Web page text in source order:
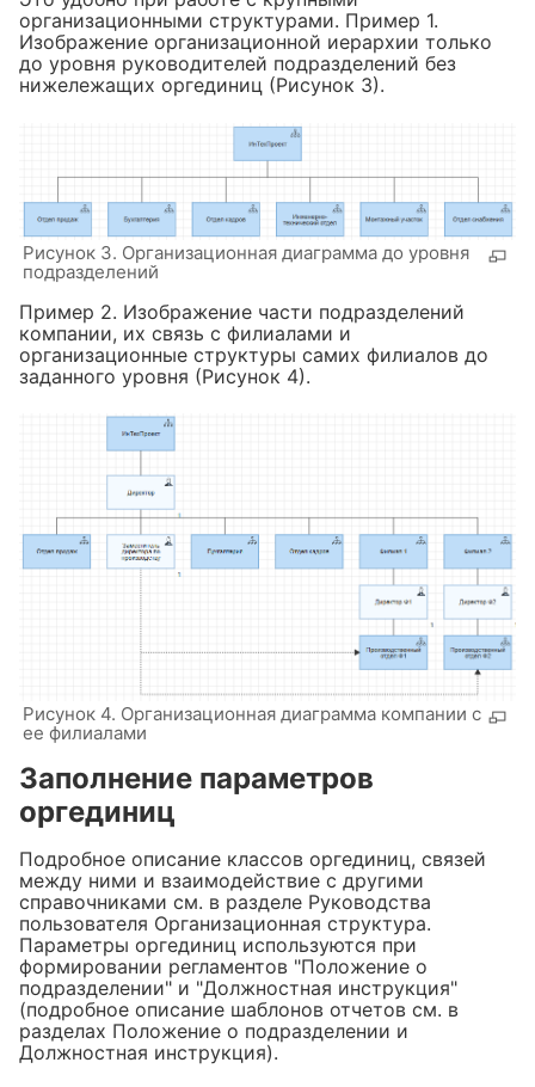
организационными структурами. Пример 1.
Изображение организационной иерархии только
до уровня руководителей подразделений без
нижележащих оргединиц (Рисунок 3).
Рисунок 3. Организационная диаграмма до уровня
подразделений
Пример 2. Изображение части подразделений
компании, их связь с филиалами и
организационные структуры самих филиалов до
заданного уровня (Рисунок 4).
Рисунок 4. Организационная диаграмма компании с
ее филиалами
Заполнение параметров
оргединиц
Подробное описание классов оргединиц, связей
между ними и взаимодействие с другими
справочниками см. в разделе Руководства
пользователя Организационная структура.
Параметры оргединиц используются при
формировании регламентов "Положение о
подразделении" и "Должностная инструкция"
(подробное описание шаблонов отчетов см. в
разделах Положение о подразделении и
Должностная инструкция).